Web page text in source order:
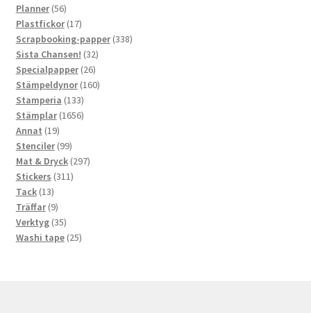
produkter
Planner 5656
produkter
Plastfickor 1717
produkter
Scrapbooking-papper 338338
Sista Chansen! 3232
produkter
Specialpapper 2626
produkter
Stämpeldynor 160160
Stamperia 133133
produkter
Stämplar 16561656
Annat 1919
produkter
Stenciler 9999
produkter
Mat & Dryck 297297
Stickers 311311
Tack 1313
produkter
Träffar 99
produkter
Verktyg 3535
produkter
Washi tape 2525